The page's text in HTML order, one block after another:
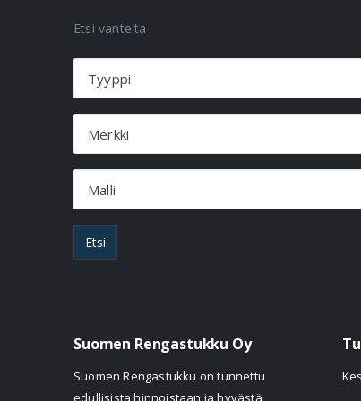
Etsi vanteita
Tyyppi
Merkki
Malli
Etsi
Suomen Rengastukku Oy
Suomen Rengastukku on tunnettu
edullisista hinnoistaan ja hyvästä